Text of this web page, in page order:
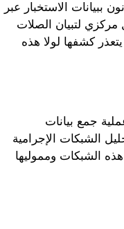
ببيانات الاستخبار عبر
لتبيان الصلات
كشفها لولا هذه
جمع بيانات
الشبكات الإجرامية
الشبكات ومموليها